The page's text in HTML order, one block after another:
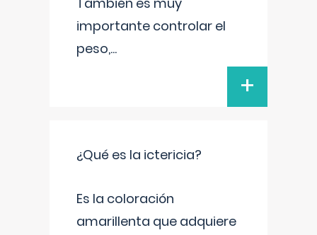
importante controlar el
peso,...
+
¿Qué es la ictericia?
Es la coloración
amarillenta que adquiere